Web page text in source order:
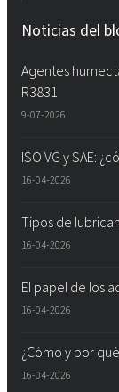
Noticias del
Agentes
R3831
9-07-2026
ISO VG y SAE:
16-04-2026
Tipos de
16-04-2026
El papel de los
16-04-2026
¿Cómo y por
16-04-2026